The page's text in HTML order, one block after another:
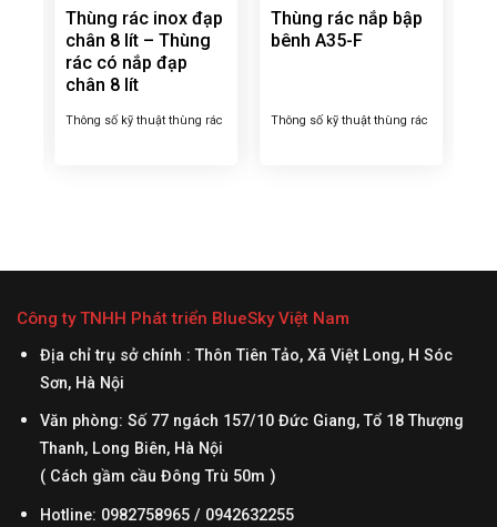
Thùng rác inox đạp
chân 8 lít – Thùng
rác có nắp đạp
chân 8 lít
Thông số kỹ thuật thùng rác
Thùng rác nắp bập
bênh A35-F
Thông số kỹ thuật thùng rác
rác nắp bập bênh...
Công ty TNHH Phát triển BlueSky Việt Nam
Địa chỉ trụ sở chính : Thôn Tiên Tảo, Xã Việt Long, H Sóc
Sơn, Hà Nội
Văn phòng: Số 77 ngách 157/10 Đức Giang, Tổ 18 Thượng
Thanh, Long Biên, Hà Nội
( Cách gầm cầu Đông Trù 50m )
Hotline: 0982758965 / 0942632255